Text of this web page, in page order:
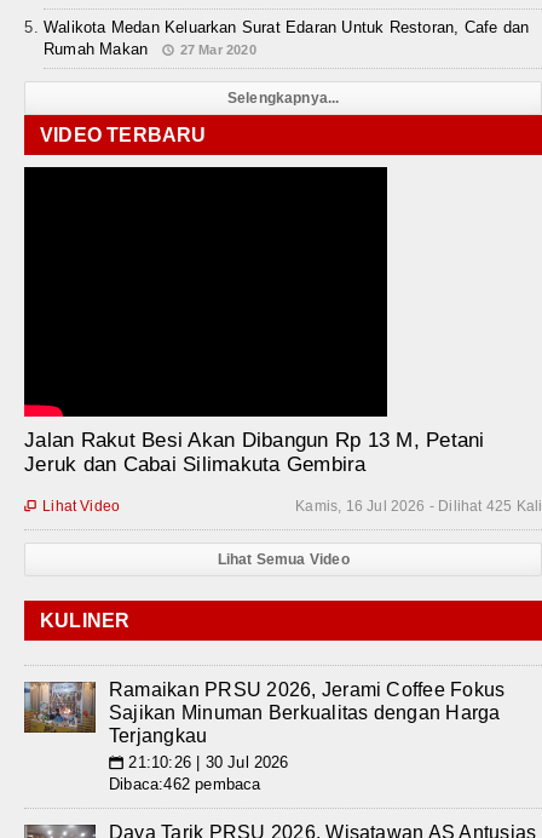
Walikota Medan Keluarkan Surat Edaran Untuk Restoran, Cafe dan
Rumah Makan
27 Mar 2020
Selengkapnya...
VIDEO TERBARU
Jalan Rakut Besi Akan Dibangun Rp 13 M, Petani
Jeruk dan Cabai Silimakuta Gembira
Kamis, 16 Jul 2026 - Dilihat 425 Kali
 Lihat Video
Lihat Semua Video
KULINER
Ramaikan PRSU 2026, Jerami Coffee Fokus
Sajikan Minuman Berkualitas dengan Harga
Terjangkau
📅 21:10:26 | 30 Jul 2026
Dibaca:462 pembaca
Daya Tarik PRSU 2026, Wisatawan AS Antusias